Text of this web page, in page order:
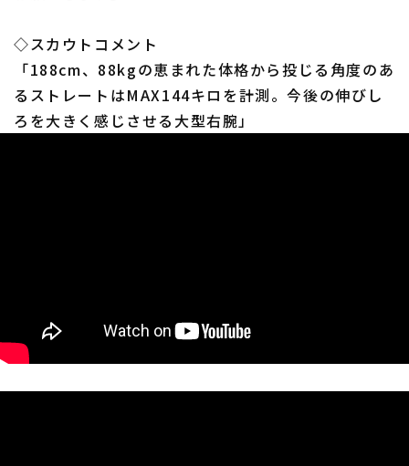
◇スカウトコメント
「188cm、88kgの恵まれた体格から投じる角度のあ
るストレートはMAX144キロを計測。今後の伸びし
ろを大きく感じさせる大型右腕」